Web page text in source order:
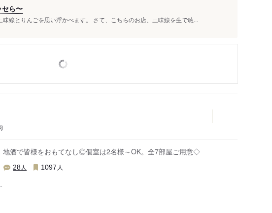
ら〜
線とりんごを思い浮かべます。 さて、こちらのお店、三味線を生で聴...
地酒で皆様をおもてなし◎個室は2名様～OK。全7部屋ご用意◇
28人 1097 人
-